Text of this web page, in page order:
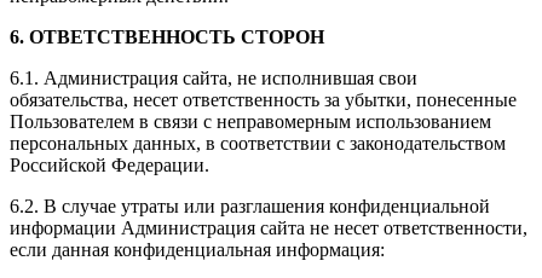
6. ОТВЕТСТВЕННОСТЬ СТОРОН
6.1. Администрация сайта, не исполнившая свои
обязательства, несет ответственность за убытки, понесенные
Пользователем в связи с неправомерным использованием
персональных данных, в соответствии с законодательством
Российской Федерации.
6.2. В случае утраты или разглашения конфиденциальной
информации Администрация сайта не несет ответственности,
если данная конфиденциальная информация: